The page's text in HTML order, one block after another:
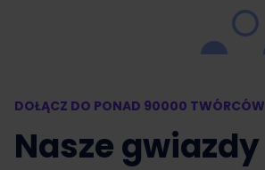
DOŁĄCZ DO PONAD 90000 TWÓRCÓW
Nasze gwiazdy